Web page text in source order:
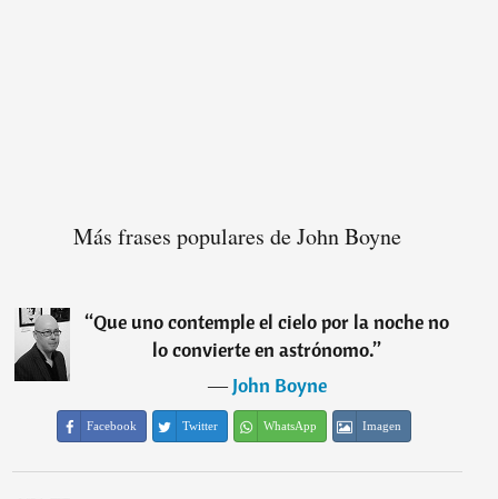
Más frases populares de John Boyne
“Que uno contemple el cielo por la noche no
lo convierte en astrónomo.”
―John Boyne
Facebook Twitter WhatsApp Imagen